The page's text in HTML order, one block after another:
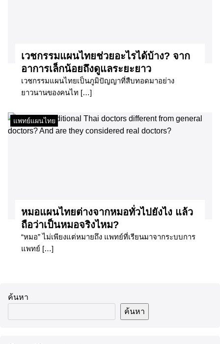
เวชกรรมแผนไทยช่วยอะไรได้บ้าง? จาก
อาการเล็กน้อยถึงดูแลระยะยาว
เวชกรรมแผนไทยเป็นภูมิปัญญาที่สืบทอดมาอย่าง
ยาวนานของคนไท […]
แพทย์แผนไทย
หมอแผนไทยต่างจากหมอทั่วไปยังไง แล้ว
ถือว่าเป็นหมอจริงไหม?
“หมอ” ไม่เพียงแต่หมายถึง แพทย์ที่เรียนมาจากระบบการ
แพทย์ […]
ค้นหา
ค้นหา